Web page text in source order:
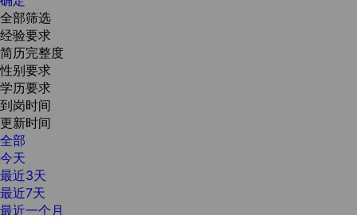
全部筛选
经验要求
简历完整度
性别要求
学历要求
到岗时间
更新时间
全部
今天
最近3天
最近7天
最近一个月